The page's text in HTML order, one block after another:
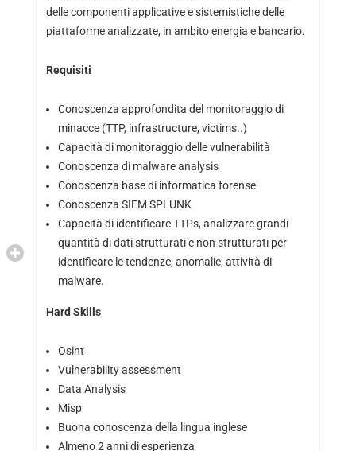
delle componenti applicative e sistemistiche delle
piattaforme analizzate, in ambito energia e bancario.
Requisiti
Conoscenza approfondita del monitoraggio di
minacce (TTP, infrastructure, victims..)
Capacità di monitoraggio delle vulnerabilità
Conoscenza di malware analysis
Conoscenza base di informatica forense
Conoscenza SIEM SPLUNK
Capacità di identificare TTPs, analizzare grandi
quantità di dati strutturati e non strutturati per
identificare le tendenze, anomalie, attività di
malware.
Hard Skills
Osint
Vulnerability assessment
Data Analysis
Misp
Buona conoscenza della lingua inglese
Almeno 2 anni di esperienza